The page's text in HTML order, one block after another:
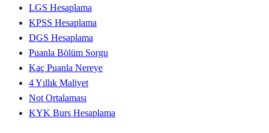
LGS Hesaplama
KPSS Hesaplama
DGS Hesaplama
Puanla Bölüm Sorgu
Kaç Puanla Nereye
4 Yıllık Maliyet
Not Ortalaması
KYK Burs Hesaplama